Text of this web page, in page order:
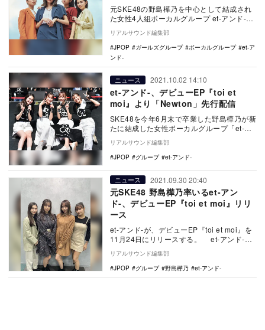
元SKE48の野島樺乃を中心として結成され
た女性4人組ボーカルグループ et-アンド-
が、11月24日にリリースするデビューEP…
リアルサウンド編集部
JPOP
ガールズグループ ボーカルグループ
et-ア
ンド-
ニュース 2021.10.02 14:10
et-アンド-、デビューEP『toi et
moi』より「Newton」先行配信
SKE48を今年6月末で卒業した野島樺乃が新
たに結成した女性ボーカルグループ「et-ア
ンド-」が、11月24日にリリースするデビ…
リアルサウンド編集部
JPOP
グループ et-アンド-
ニュース 2021.09.30 20:40
元SKE48 野島樺乃率いるet-アン
ド-、デビューEP『toi et moi』リリ
ース
et-アンド-が、デビューEP『toi et moi』を
11月24日にリリースする。 et-アンド-
は、SKE48を今年6月…
リアルサウンド編集部
JPOP
グループ 野島樺乃 et-アンド-